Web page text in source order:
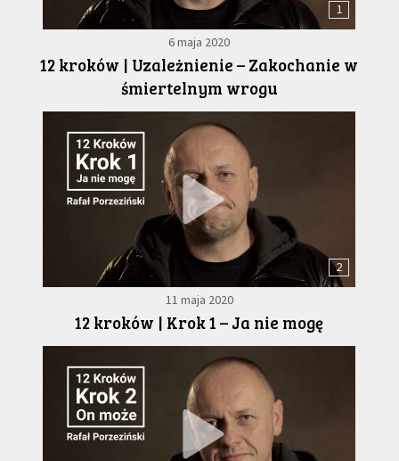
KONTAKT
1
6 maja 2020
12 kroków | Uzależnienie – Zakochanie w
śmiertelnym wrogu
2
11 maja 2020
12 kroków | Krok 1 – Ja nie mogę